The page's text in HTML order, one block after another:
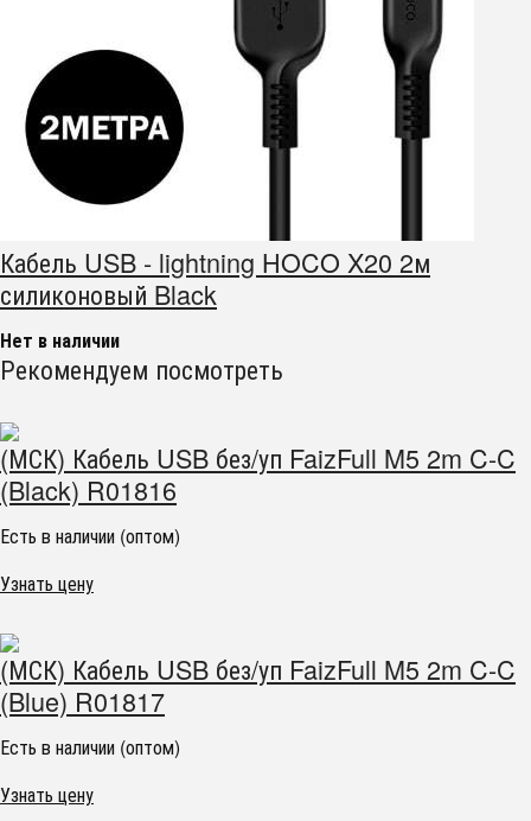
Кабель USB - lightning HOCO X20 2м
силиконовый Black
Нет в наличии
Рекомендуем посмотреть
(МСК) Кабель USB без/уп FaizFull M5 2m C-C
(Black) R01816
Есть в наличии (оптом)
Узнать цену
(МСК) Кабель USB без/уп FaizFull M5 2m C-C
(Blue) R01817
Есть в наличии (оптом)
Узнать цену